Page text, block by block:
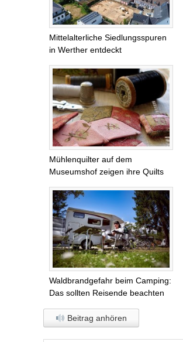
Mittelalterliche Siedlungsspuren
in Werther entdeckt
Mühlenquilter auf dem
Museumshof zeigen ihre Quilts
Waldbrandgefahr beim Camping:
Das sollten Reisende beachten
Beitrag anhören